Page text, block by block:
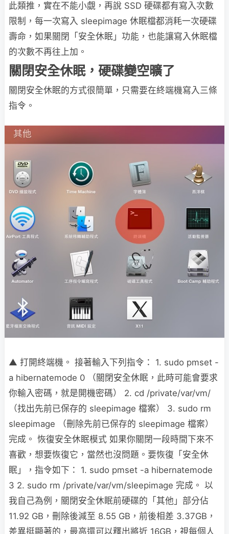
此類推，實在不能小覷，再說 SSD 硬碟都有寫入次數
限制，每一次寫入 sleepimage 休眠檔都消耗一次硬碟
壽命，如果關閉「安全休眠」功能，也能讓寫入休眠檔
的次數不再往上加。
關閉安全休眠，硬碟變空曠了
關閉安全休眠的方式很簡單，只需要在終端機寫入三條
指令。
▲ 打開終端機。 接著輸入下列指令： 1. sudo pmset -
a hibernatemode 0 （關閉安全休眠，此時可能會要求
你輸入密碼，就是開機密碼） 2. cd /private/var/vm/
（找出先前已保存的 sleepimage 檔案） 3. sudo rm
sleepimage （刪除先前已保存的 sleepimage 檔案）
完成。 恢復安全休眠模式 如果你關閉一段時間下來不
喜歡，想要恢復它，當然也沒問題。要恢復「安全休
眠」，指令如下： 1. sudo pmset -a hibernatemode
3 2. sudo rm /private/var/vm/sleepimage 完成。 以
我自己為例，關閉安全休眠前硬碟的「其他」部分佔
11.92 GB，刪除後減至 8.55 GB，前後相差 3.37GB，
差異挺顯著的，最高還可以釋出將近 16GB，視每個人